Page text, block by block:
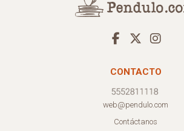
CONTACTO
web@pendulo.com
Contáctanos